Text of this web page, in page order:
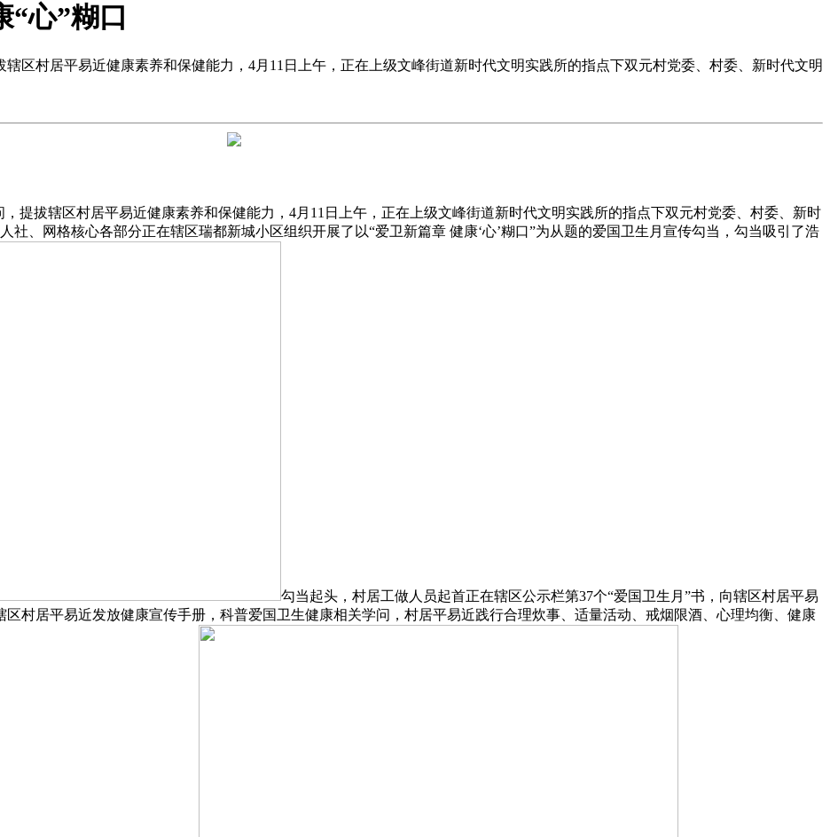
“心”糊口
区村居平易近健康素养和保健能力，4月11日上午，正在上级文峰街道新时代文明实践所的指点下双元村党委、村委、新时代文明
拔辖区村居平易近健康素养和保健能力，4月11日上午，正在上级文峰街道新时代文明实践所的指点下双元村党委、村委、新时
、网格核心各部分正在辖区瑞都新城小区组织开展了以“爱卫新篇章 健康‘心’糊口”为从题的爱国卫生月宣传勾当，勾当吸引了浩
勾当起头，村居工做人员起首正在辖区公示栏第37个“爱国卫生月”书，向辖区村居平易
区村居平易近发放健康宣传手册，科普爱国卫生健康相关学问，村居平易近践行合理炊事、适量活动、戒烟限酒、心理均衡、健康